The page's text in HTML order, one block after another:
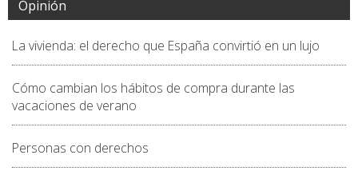
Opinión
La vivienda: el derecho que España convirtió en un lujo
Cómo cambian los hábitos de compra durante las
vacaciones de verano
Personas con derechos